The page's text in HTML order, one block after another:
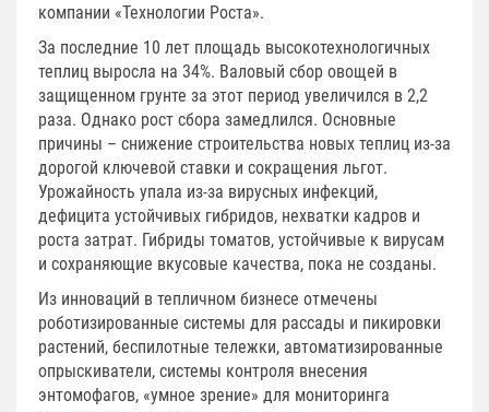
компании «Технологии Роста».
За последние 10 лет площадь высокотехнологичных
теплиц выросла на 34%. Валовый сбор овощей в
защищенном грунте за этот период увеличился в 2,2
раза. Однако рост сбора замедлился. Основные
причины – снижение строительства новых теплиц из-за
дорогой ключевой ставки и сокращения льгот.
Урожайность упала из-за вирусных инфекций,
дефицита устойчивых гибридов, нехватки кадров и
роста затрат. Гибриды томатов, устойчивые к вирусам
и сохраняющие вкусовые качества, пока не созданы.
Из инноваций в тепличном бизнесе отмечены
роботизированные системы для рассады и пикировки
растений, беспилотные тележки, автоматизированные
опрыскиватели, системы контроля внесения
энтомофагов, «умное зрение» для мониторинга